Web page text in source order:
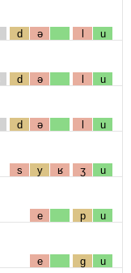
d ə l u
d ə l u
d ə l u
s y ʁ ʒ u
e p u
e g u